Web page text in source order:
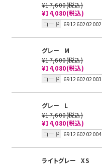
¥17,600(税込)
¥14,080(税込)
コード 691260202002
グレー
M
¥17,600(税込)
¥14,080(税込)
コード 691260202003
グレー
L
¥17,600(税込)
¥14,080(税込)
コード 691260202004
ライトグレー
XS